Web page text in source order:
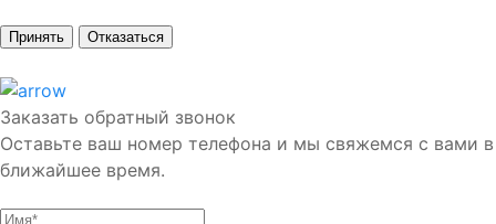
Принять Отказаться
Заказать обратный звонок
Оставьте ваш номер телефона и мы свяжемся с вами в
ближайшее время.